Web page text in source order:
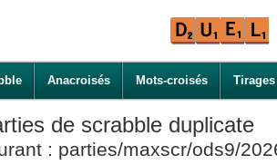
Anacroisés Mots-croisés Tirages
de scrabble duplicate
: parties/maxscr/ods9/